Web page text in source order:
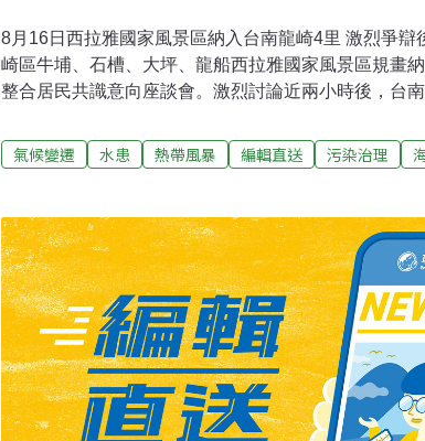
8月16日西拉雅國家風景區納入台南龍崎4里 激烈爭辯
崎區牛埔、石槽、大坪、龍船西拉雅國家風景區規畫
整合居民共識意向座談會。激烈討論近兩小時後，台
納入，以免地方一直沒有共識，影響發展。（聯合報報
虐馬案 剩餘4匹成馬送清境安養桃園市龜山區春天農場
續死亡，考量春天農場飼養場地多為水泥及石頭鋪面
匹休養，短期內也無法改善硬體設施，經與業者、專
會議後，昨晚已將剩餘4匹成馬送往國軍退除役官兵輔
助安置收容。（自由時報報導）
氣候變遷 水患 熱帶風暴 編輯直送 污染治理